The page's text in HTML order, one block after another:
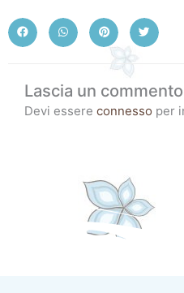
Lascia un commento
Devi essere connesso per